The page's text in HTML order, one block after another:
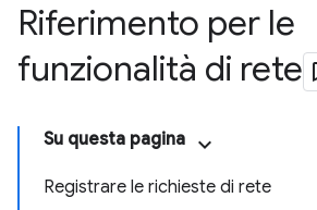
Riferimento per le
funzionalità di rete
Su questa pagina
Registrare le richieste di rete